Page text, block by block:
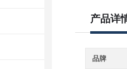
产品详
品牌